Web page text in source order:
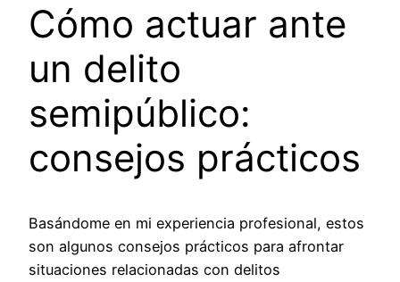
Cómo actuar ante
un delito
semipúblico:
consejos prácticos
Basándome en mi experiencia profesional, estos
son algunos consejos prácticos para afrontar
situaciones relacionadas con delitos